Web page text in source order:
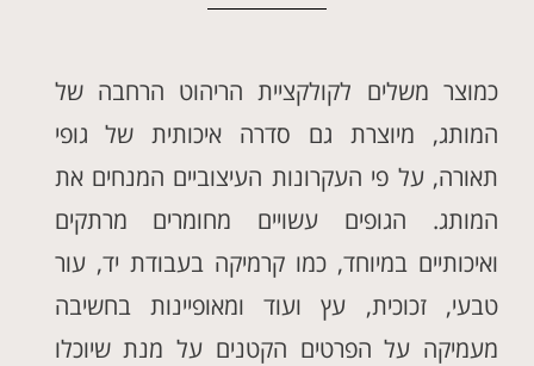
כמוצר משלים לקולקציית הריהוט הרחבה של
המותג, מיוצרת גם סדרה איכותית של גופי
תאורה, על פי העקרונות העיצוביים המנחים את
המותג. הגופים עשויים מחומרים מרתקים
ואיכותיים במיוחד, כמו קרמיקה בעבודת יד, עור
טבעי, זכוכית, עץ ועוד ומאופיינות בחשיבה
מעמיקה על הפרטים הקטנים על מנת שיוכלו